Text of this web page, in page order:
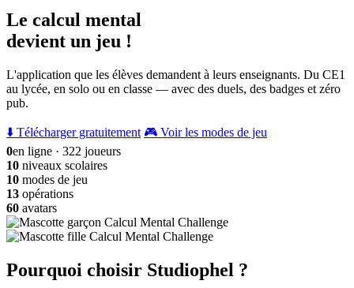
Le calcul mental
devient un jeu !
L'application que les élèves demandent à leurs enseignants. Du CE1
au lycée, en solo ou en classe — avec des duels, des badges et zéro
pub.
⬇️ Télécharger gratuitement 🎮 Voir les modes de jeu
0en ligne · 322 joueurs
10 niveaux scolaires
10 modes de jeu
13 opérations
60 avatars
Pourquoi choisir Studiophel ?